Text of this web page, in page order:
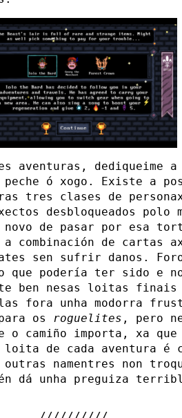
aventuras, dediqueime a
ó xogo. Existe a
tres clases de
desbloqueados polo
novo de pasar por esa
combinación de cartas
sen sufrir danos.
que podería ter sido e
ben nesas loitas finais
fora unha modorra
os roguelites , pero
o camiño importa, xa
loita de cada aventura é
namentres non
dá unha preguiza